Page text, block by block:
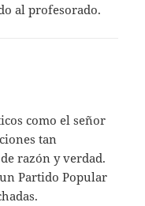
al profesorado.
como el señor
tan
razón y verdad.
Partido Popular